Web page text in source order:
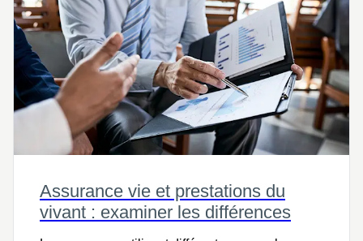
Assurance vie et prestations du
vivant : examiner les différences